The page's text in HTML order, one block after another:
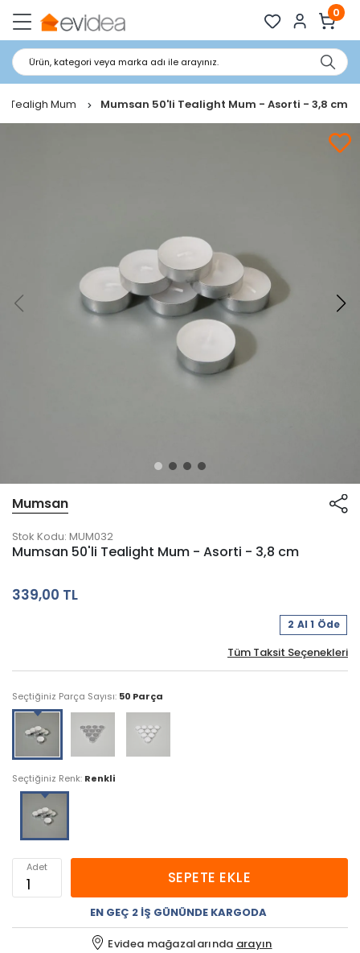
0
Ürün, kategori veya marka adı ile arayınız.
Tealigh Mum Mumsan 50'li Tealight Mum - Asorti - 3,8 cm
Mumsan
Stok Kodu: MUM032
Mumsan 50'li Tealight Mum - Asorti - 3,8 cm
339,00 TL
2 Al 1 Öde
Tüm Taksit Seçenekleri
Seçtiğiniz Parça Sayısı: 50 Parça
Seçtiğiniz Renk: Renkli
Adet
SEPETE EKLE
EN GEÇ 2 İŞ GÜNÜNDE KARGODA
Evidea mağazalarında arayın